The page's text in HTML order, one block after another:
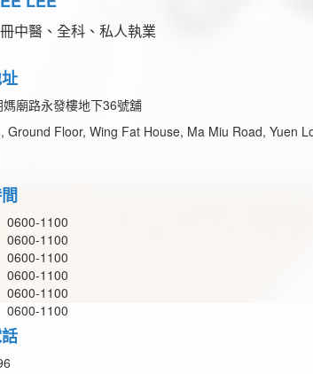
中醫、全科、私人執業
廟路永發樓地下36號舖
Ground Floor, Wing Fat House, Ma Miu Road, Yuen
0600-1100
0600-1100
0600-1100
0600-1100
0600-1100
0600-1100